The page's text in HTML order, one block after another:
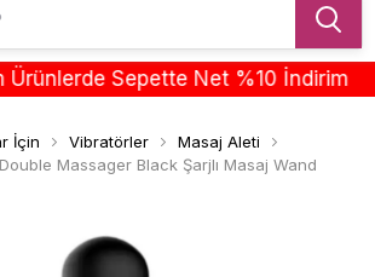
Sepette Net %10 İndirim
İçin Vibratörler
Masaj Aleti
Massager Black Şarjlı Masaj Wand